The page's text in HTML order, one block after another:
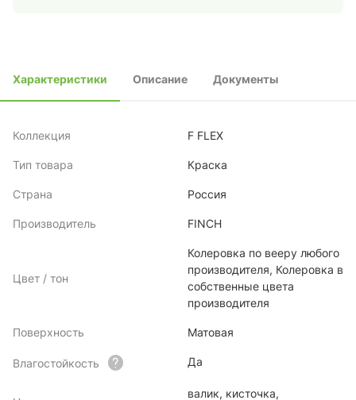
Характеристики Описание Документы
Коллекция F FLEX
Тип товара Краска
Страна Россия
Производитель FINCH
Цвет / тон
Колеровка по вееру любого
производителя, Колеровка в
собственные цвета
производителя
Поверхность Матовая
Влагостойкость Да
валик, кисточка,